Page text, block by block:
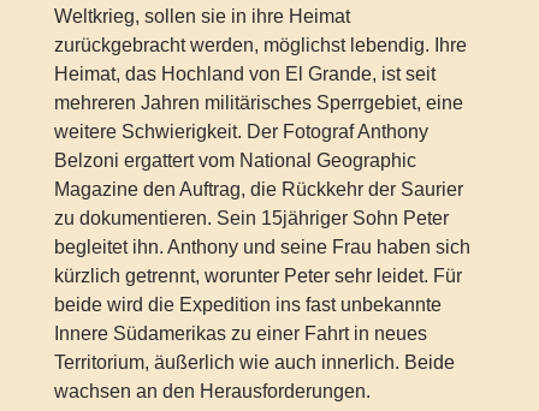
Weltkrieg, sollen sie in ihre Heimat
zurückgebracht werden, möglichst lebendig. Ihre
Heimat, das Hochland von El Grande, ist seit
mehreren Jahren militärisches Sperrgebiet, eine
weitere Schwierigkeit. Der Fotograf Anthony
Belzoni ergattert vom National Geographic
Magazine den Auftrag, die Rückkehr der Saurier
zu dokumentieren. Sein 15jähriger Sohn Peter
begleitet ihn. Anthony und seine Frau haben sich
kürzlich getrennt, worunter Peter sehr leidet. Für
beide wird die Expedition ins fast unbekannte
Innere Südamerikas zu einer Fahrt in neues
Territorium, äußerlich wie auch innerlich. Beide
wachsen an den Herausforderungen.